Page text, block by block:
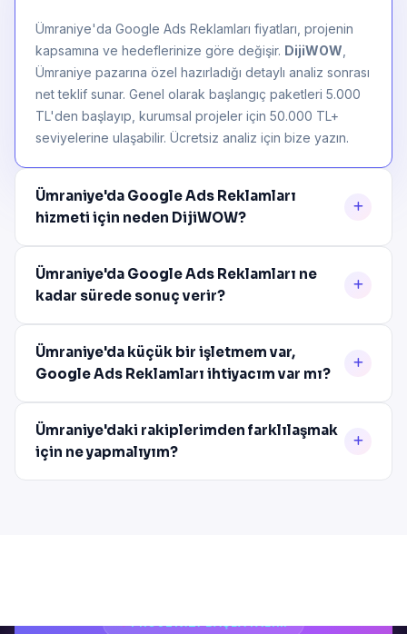
Ümraniye'da Google Ads Reklamları fiyatları, projenin
kapsamına ve hedeflerinize göre değişir. DijiWOW
Ümraniye pazarına özel hazırladığı detaylı analiz sonrası
net teklif sunar. Genel olarak başlangıç paketleri 5.000
TL'den başlayıp, kurumsal projeler için 50.000 TL+
seviyelerine ulaşabilir. Ücretsiz analiz için bize yazın.
Ümraniye'da Google Ads Reklamları
hizmeti için neden DijiWOW?
Ümraniye'da Google Ads Reklamları ne
kadar sürede sonuç verir?
Ümraniye'da küçük bir işletmem var,
Google Ads Reklamları ihtiyacım var mı?
Ümraniye'daki rakiplerimden farklılaşmak
için ne yapmalıyım?